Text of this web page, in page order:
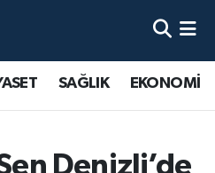
SAĞLIK EKONOMİ
Denizli’de
Haritası